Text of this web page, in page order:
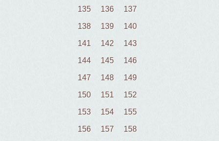
135 136 137
138 139 140
141 142 143
144 145 146
147 148 149
150 151 152
153 154 155
156 157 158